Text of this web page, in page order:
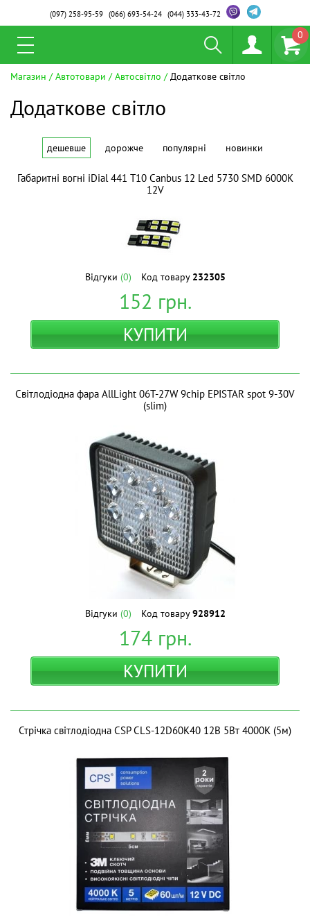
(097)258-95-59 (066)693-54-24 (044)333-43-72
0
Магазин Автотовари Автосвітло Додаткове світло
Додаткове світло
дешевше дорожче популярні новинки
Габаритні вогні iDial 441 Т10 Canbus 12 Led 5730 SMD 6000K
12V
Відгуки (0) Код товару 232305
152 грн.
КУПИТИ
Світлодіодна фара AllLight 06T-27W 9chip EPISTAR spot 9-30V
(slim)
Відгуки (0) Код товару928912
174грн.
КУПИТИ
Стрічка світлодіодна CSP CLS-12D60K40 12B 5Вт 4000K (5м)